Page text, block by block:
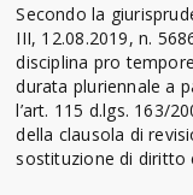
Secondo la
III, 12.08.2019, n.
disciplina pro
durata pluriennale a
l’art. 115 d.lgs. 163/
della clausola di
sostituzione di diritto